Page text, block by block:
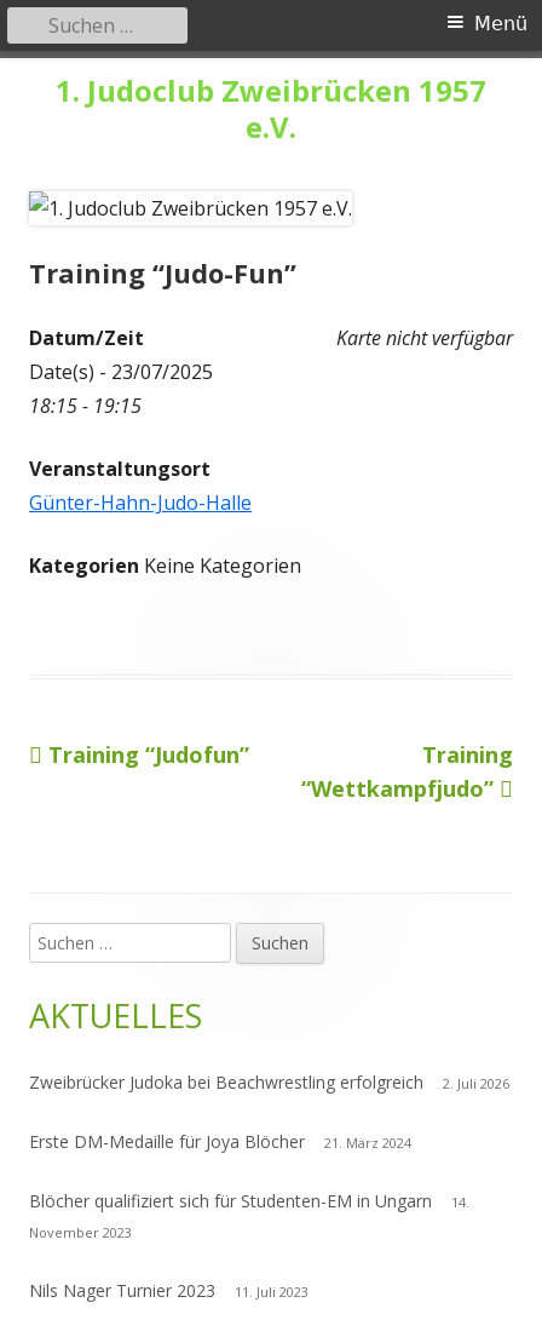
1. Judoclub Zweibrücken 1957
e.V.
Primäres
Menü
Menü
Suchen
nach:
Training “Judo-Fun”
Karte nicht verfügbar
Datum/Zeit
Date(s) - 23/07/2025
18:15 - 19:15
Veranstaltungsort
Günter-Hahn-Judo-Halle
Kategorien Keine Kategorien
Beitragsnavigation
Vorheriger
Training “Judofun”
Nächster
Beitrag
Training
“Wettkampfjudo”
Haupt-
Seitenleiste
Suchen
nach:
AKTUELLES
Zweibrücker Judoka bei Beachwrestling erfolgreich 2. Juli 2026
Erste DM-Medaille für Joya Blöcher 21. März 2024
Blöcher qualifiziert sich für Studenten-EM in Ungarn
14.
November 2023
Nils Nager Turnier 2023 11. Juli 2023